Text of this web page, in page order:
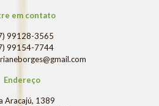
em contato
99128-3565
99154-7744
Endereço
Aracajú, 1389